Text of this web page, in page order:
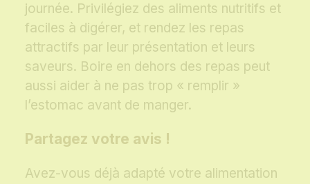
journée. Privilégiez des aliments nutritifs et
faciles à digérer, et rendez les repas
attractifs par leur présentation et leurs
saveurs. Boire en dehors des repas peut
aussi aider à ne pas trop « remplir »
l’estomac avant de manger.
Partagez votre avis !
Avez-vous déjà adapté votre alimentation